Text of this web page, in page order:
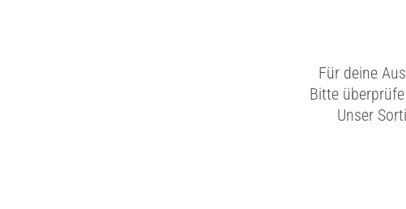
Für deine
Bitte
Unser